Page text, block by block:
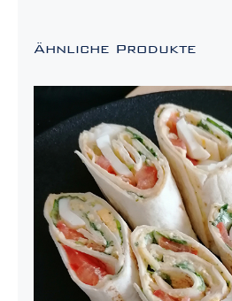
Ähnliche Produkte
Ei – Rucola